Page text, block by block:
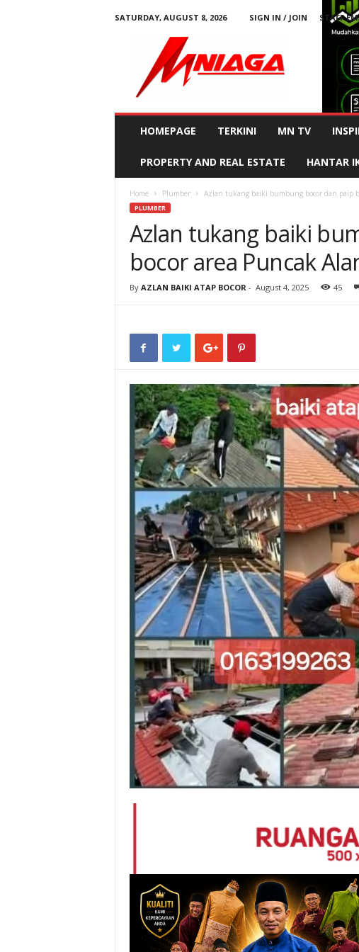
SATURDAY, AUGUST 8, 2026 SIGN IN / JOIN STAFF
HOMEPAGE TERKINI MN TV
PROPERTY AND REAL ESTATE HANTAR
Home Plumber Azlan tukang baiki bumbung bocor dan paip
PLUMBER
Azlan tukang baiki
bocor area Puncak
By AZLAN BAIKI ATAP BOCOR- August 4, 2025 45